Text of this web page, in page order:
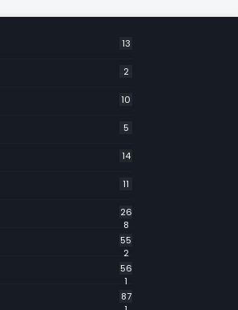
13
2
10
5
14
11
26
8
55
2
56
1
87